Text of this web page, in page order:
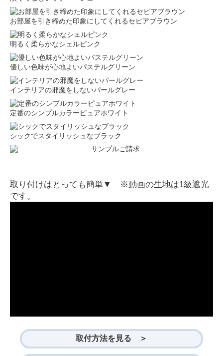
お部屋を引き締めた印象にしてくれるセピアブラウン
明るく柔らかなシェルピンク
優しい色味が心地よいパステルグリーン
インテリアの邪魔をしないパールグレー
定番のシンプルカラーピュアホワイト
シックでスタイリッシュなブラック
取り付けはとっても簡単▼ ※動画の生地は1級遮光
です。
取付方法を見る ＞